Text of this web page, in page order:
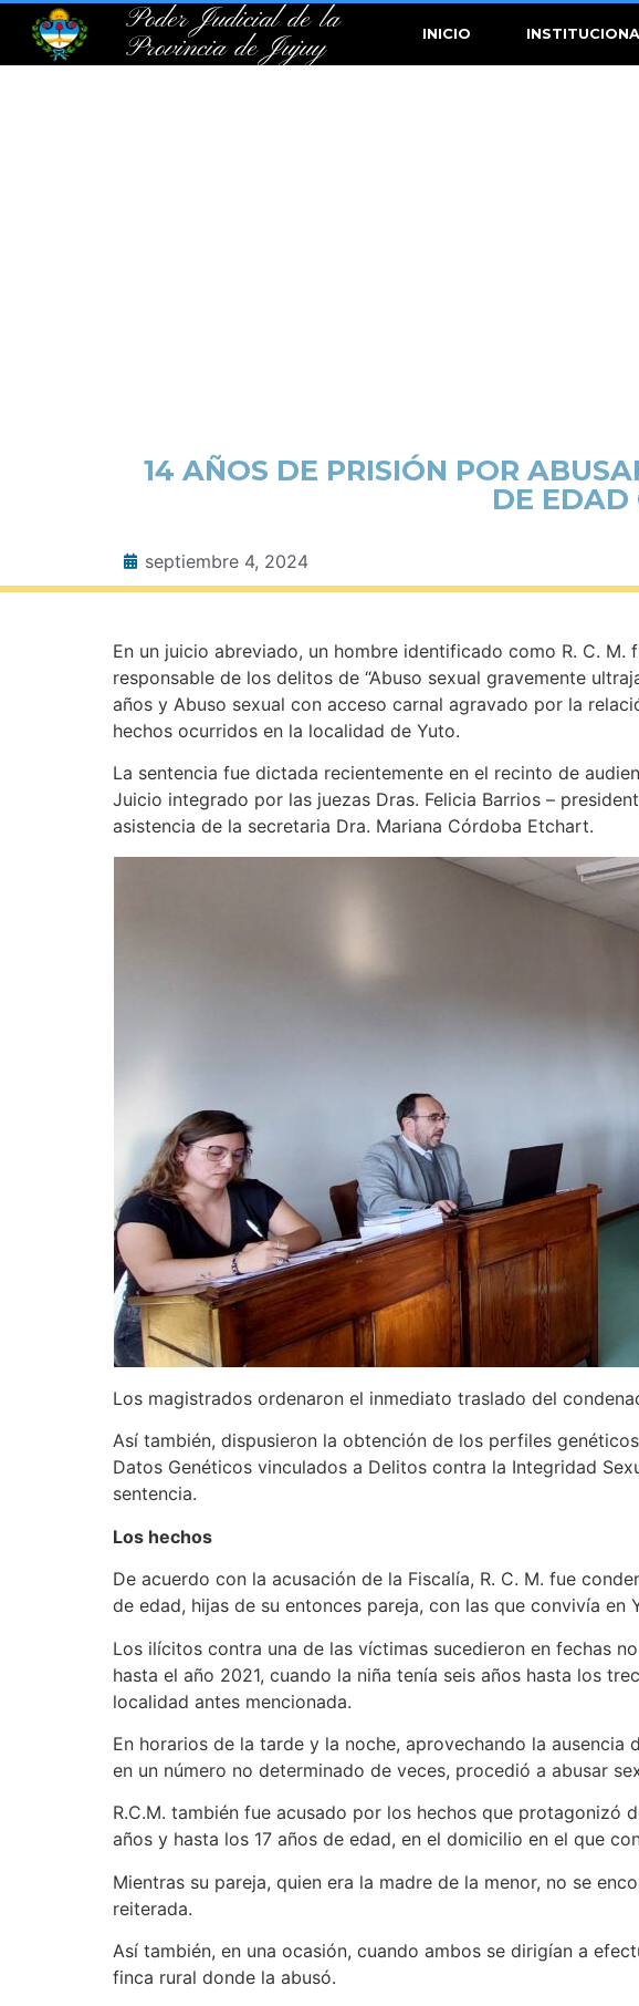
Poder Judicial de la
Provincia de Jujuy
INICIO
14 AÑOS DE PRISIÓN POR
DE EDAD
septiembre 4, 2024
En un juicio abreviado, un hombre identificado como R. C.
responsable de los delitos de “Abuso sexual gravemente
años y Abuso sexual con acceso carnal agravado por la
hechos ocurridos en la localidad de Yuto.
La sentencia fue dictada recientemente en el recinto de
Juicio integrado por las juezas Dras. Felicia Barrios –
asistencia de la secretaria Dra. Mariana Córdoba Etchart.
Los magistrados ordenaron el inmediato traslado del
Así también, dispusieron la obtención de los perfiles
Datos Genéticos vinculados a Delitos contra la Integridad
Los hechos
De acuerdo con la acusación de la Fiscalía, R. C. M. fue
de edad, hijas de su entonces pareja, con las que convivía en
Los ilícitos contra una de las víctimas sucedieron en fechas
hasta el año 2021, cuando la niña tenía seis años hasta los
localidad antes mencionada.
En horarios de la tarde y la noche, aprovechando la
en un número no determinado de veces, procedió a abusar
R.C.M. también fue acusado por los hechos que protagonizó
años y hasta los 17 años de edad, en el domicilio en el que
Mientras su pareja, quien era la madre de la menor, no se
reiterada.
Así también, en una ocasión, cuando ambos se dirigían a
finca rural donde la abusó.